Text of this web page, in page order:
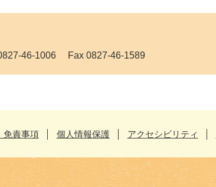
46-1006 Fax 0827-46-1589
免責事項 個人情報保護 アクセシビリティ